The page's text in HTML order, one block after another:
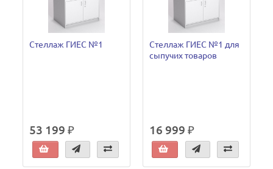
Стеллаж ГИЕС №1
53 199 ₽
Стеллаж ГИЕС №1 для
сыпучих товаров
16 999 ₽